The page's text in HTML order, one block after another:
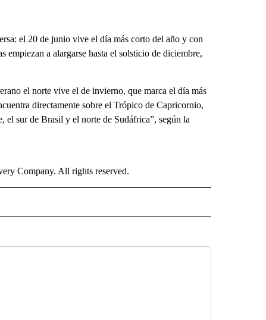
el 20 de junio vive el día más corto del año y con
a alargarse hasta el solsticio de diciembre,
el norte vive el de invierno, que marca el día más
directamente sobre el Trópico de Capricornio,
el sur de Brasil y el norte de Sudáfrica”, según la
Company. All rights reserved.
TO RECEIVE NOTIFICATIONS ABOUT NEW PAGES ON "CNN-SPANISH".